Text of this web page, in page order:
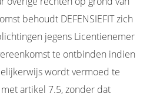
behoudt DEFENSIEFIT zich
jegens Licentienemer
te ontbinden indien
wordt vermoed te
artikel 7.5, zonder dat